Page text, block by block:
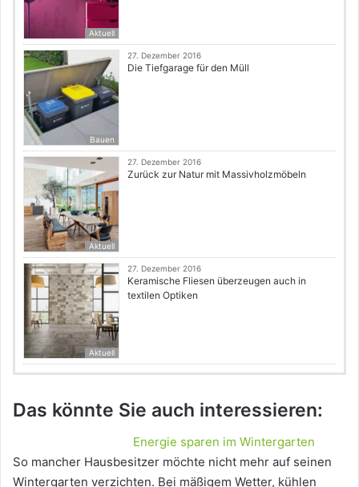
Aktuell
Bauen
27. Dezember 2016
Die Tiefgarage für den Müll
Aktuell
27. Dezember 2016
Zurück zur Natur mit Massivholzmöbeln
Aktuell
27. Dezember 2016
Keramische Fliesen überzeugen auch in
textilen Optiken
Das könnte Sie auch interessieren:
Energie sparen im Wintergarten
So mancher Hausbesitzer möchte nicht mehr auf seinen
Wintergarten verzichten. Bei mäßigem Wetter, kühlen